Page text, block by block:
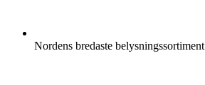
Nordens bredaste belysningssortiment